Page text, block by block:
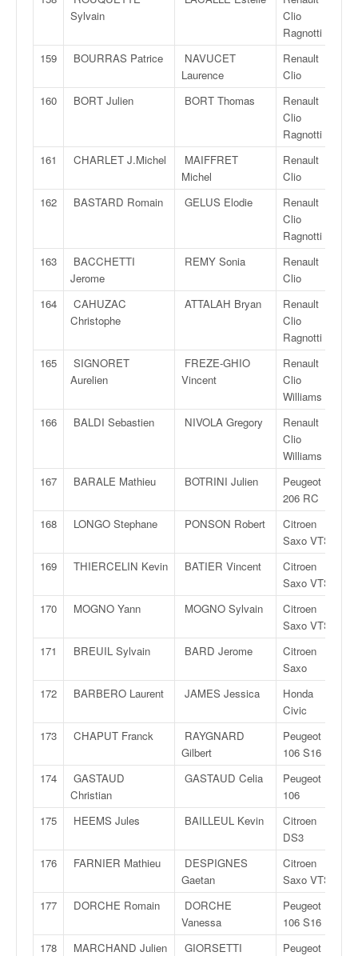
Sylvain
Clio
Ragnotti
159 BOURRAS Patrice
NAVUCET
Laurence
Renault
Clio
160 BORT Julien BORT Thomas
Renault
Clio
Ragnotti
161 CHARLET J.Michel
MAIFFRET
Michel
Renault
Clio
162 BASTARD Romain GELUS Elodie
Renault
Clio
Ragnotti
163
BACCHETTI
Jerome
REMY Sonia
Renault
Clio
164
CAHUZAC
Christophe
ATTALAH Bryan
Renault
Clio
Ragnotti
165
SIGNORET
Aurelien
FREZE-GHIO
Vincent
Renault
Clio
Williams
166 BALDI Sebastien NIVOLA Gregory
Renault
Clio
Williams
167 BARALE Mathieu BOTRINI Julien
Peugeot
206 RC
168 LONGO Stephane PONSON Robert
Citroen
Saxo VTS
169 THIERCELIN Kevin BATIER Vincent
Citroen
Saxo VTS
170 MOGNO Yann MOGNO Sylvain
Citroen
Saxo VTS
171 BREUIL Sylvain BARD Jerome
Citroen
Saxo
172 BARBERO Laurent JAMES Jessica
Honda
Civic
173 CHAPUT Franck
RAYGNARD
Gilbert
Peugeot
106 S16
174
GASTAUD
Christian
GASTAUD Celia
Peugeot
106
175 HEEMS Jules BAILLEUL Kevin
Citroen
DS3
176 FARNIER Mathieu
DESPIGNES
Gaetan
Citroen
Saxo VTS
177 DORCHE Romain
DORCHE
Vanessa
Peugeot
106 S16
178 MARCHAND Julien
GIORSETTI
Peugeot